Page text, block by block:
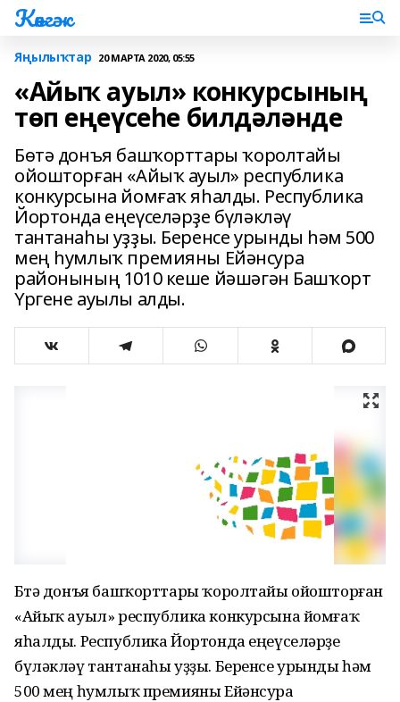
Көнгәк
Яңылыҡтар 20 МАРТА 2020, 05:55
«Айыҡ ауыл» конкурсының
төп еңеүсеһе билдәләнде
Бөтә донъя башҡорттары ҡоролтайы
ойошторған «Айыҡ ауыл» республика
конкурсына йомғаҡ яһалды. Республика
Йортонда еңеүселәрҙе бүләкләү
тантанаһы уҙҙы. Беренсе урынды һәм 500
мең һумлыҡ премияны Ейәнсура
районының 1010 кеше йәшәгән Башҡорт
Үргене ауылы алды.
Бөтә донъя башҡорттары ҡоролтайы ойошторған
«Айыҡ ауыл» республика конкурсына йомғаҡ
яһалды. Республика Йортонда еңеүселәрҙе
бүләкләү тантанаһы уҙҙы. Беренсе урынды һәм
500 мең һумлыҡ премияны Ейәнсура